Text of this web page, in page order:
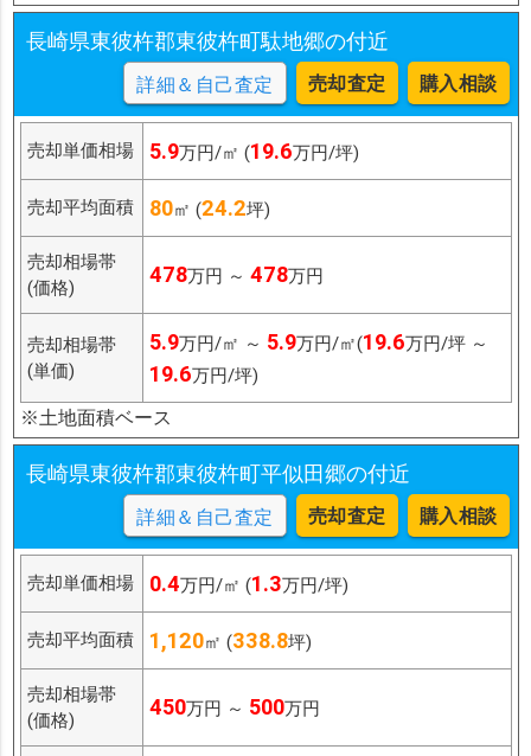
長崎県東彼杵郡東彼杵町駄地郷の付近
詳細＆自己査定 売却査定 購入相談
売却単価相場 5.9万円/㎡ (19.6万円/坪)
売却平均面積 80㎡ (24.2坪)
売却相場帯
(価格)
478万円 ～ 478万円
売却相場帯
(単価)
5.9万円/㎡ ～ 5.9万円/㎡(19.6万円/坪 ～
19.6万円/坪)
※土地面積ベース
長崎県東彼杵郡東彼杵町平似田郷の付近
詳細＆自己査定 売却査定 購入相談
売却単価相場 0.4万円/㎡ (1.3万円/坪)
売却平均面積 1,120㎡ (338.8坪)
売却相場帯
(価格)
450万円 ～ 500万円